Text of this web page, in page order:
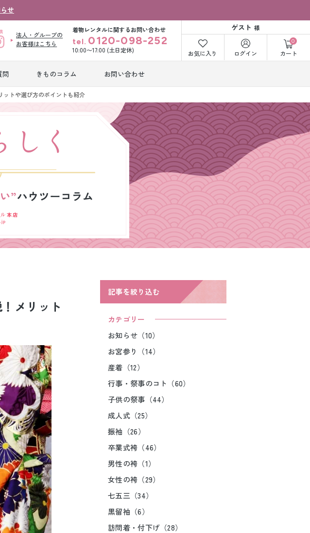
せ
法人・グループの
お客様はこちら
着物レンタルに関するお問い合わせ
tel. 0120-098-252
10:00〜17:00 (土日定休)
ゲスト 様
お気に入り ログイン
0
カート
問 きものコラム お問い合わせ
レンタ
レンタル
洋装レ
ベビー洋装レン
紋付袴レンタル
ンタル
色打掛&紋付袴
白無垢&紋付袴
レンタル
ットや選び方のポイントも紹介
メリット
記事を絞り込む
カテゴリー
お知らせ（10）
お宮参り（14）
産着（12）
行事・祭事のコト（60）
子供の祭事（44）
成人式（25）
振袖（26）
卒業式袴（46）
男性の袴（1）
女性の袴（29）
七五三（34）
黒留袖（6）
訪問着・付下げ（28）